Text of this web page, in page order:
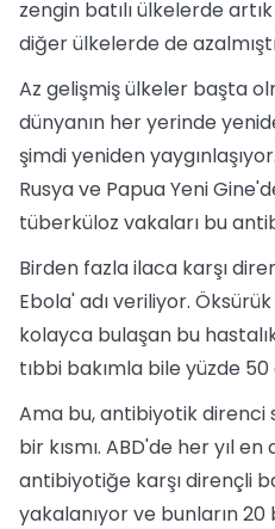
zengin batılı ülkelerde
diğer ülkelerde de
Az gelişmiş ülkeler başta
dünyanın her yerinde
şimdi yeniden
Rusya ve Papua Yeni
tüberküloz vakaları bu
Birden fazla ilaca karşı
Ebola' adı veriliyor.
kolayca bulaşan bu
tıbbi bakımla bile yüzde 50
Ama bu, antibiyotik direnci
bir kısmı. ABD'de her yıl
antibiyotiğe karşı dirençli
yakalanıyor ve bunların 20